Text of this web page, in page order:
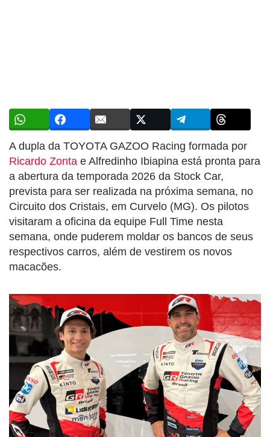
A dupla da TOYOTA GAZOO Racing formada por
Ricardo Zonta e Alfredinho Ibiapina está pronta para
a abertura da temporada 2026 da Stock Car,
prevista para ser realizada na próxima semana, no
Circuito dos Cristais, em Curvelo (MG). Os pilotos
visitaram a oficina da equipe Full Time nesta
semana, onde puderem moldar os bancos de seus
respectivos carros, além de vestirem os novos
macacões.